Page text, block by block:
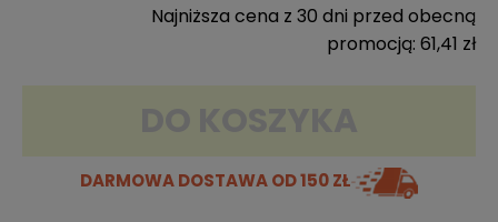
Najniższa cena z 30 dni przed obecną
promocją: 61,41 zł
DARMOWA DOSTAWAOD 150 ZŁ